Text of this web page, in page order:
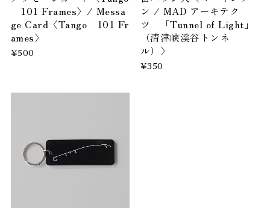
101 Frames〉/ Messa
ge Card〈Tango 101 Fr
ames〉
¥500
ン / MAD アーキテク
ツ 「Tunnel of Light」
（清津峡渓谷トンネ
ル）〉
¥350